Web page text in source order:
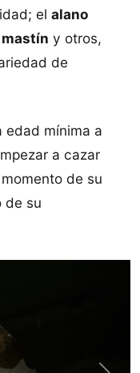
el alano
mastín y otros,
de
edad mínima a
a cazar
de su
de su